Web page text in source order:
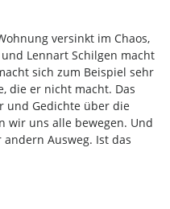
versinkt im Chaos,
Lennart Schilgen macht
sich zum Beispiel sehr
die er nicht macht. Das
und Gedichte über die
wir uns alle bewegen. Und
Ausweg. Ist das